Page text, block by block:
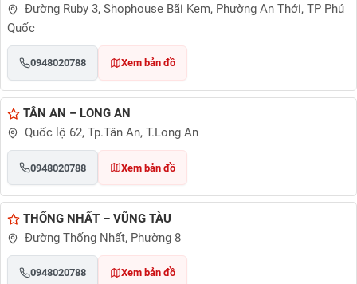
Đường Ruby 3, Shophouse Bãi Kem, Phường An Thới, TP Phú
Quốc
0948020788 Xem bản đồ
TÂN AN – LONG AN
Quốc lộ 62, Tp.Tân An, T.Long An
0948020788 Xem bản đồ
THỐNG NHẤT – VŨNG TÀU
Đường Thống Nhất, Phường 8
0948020788 Xem bản đồ